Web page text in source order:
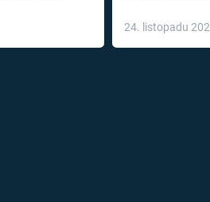
léky
24. listopadu